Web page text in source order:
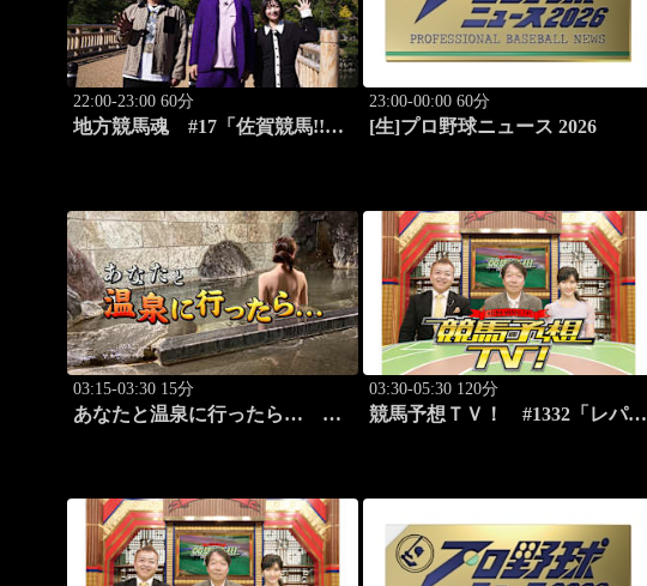
22:00-23:00 60分
地方競馬魂 #17「佐賀競馬!!九
23:00-00:00 60分
[生]プロ野球ニュース 2026
03:15-03:30 15分
あなたと温泉に行ったら…
03:30-05:30 120分
競馬予想ＴＶ！ #1332「レパー